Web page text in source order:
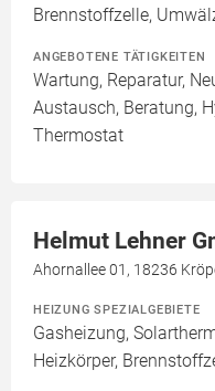
Brennstoffzelle,
ANGEBOTENE TÄTIGKEITEN
Wartung, Reparatur,
Austausch, Beratung,
Thermostat
Helmut Lehner
Ahornallee 01, 18236
HEIZUNG SPEZIALGEBIETE
Gasheizung,
Heizkörper,